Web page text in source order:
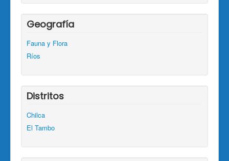
Geografía
Fauna y Flora
Ríos
Distritos
Chilca
El Tambo